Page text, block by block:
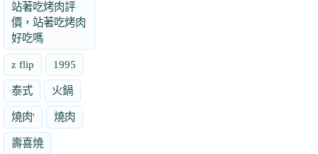
站著吃烤肉評
價，站著吃烤肉
好吃嗎
z flip 1995
泰式 火鍋
燒肉' 燒肉
壽喜燒